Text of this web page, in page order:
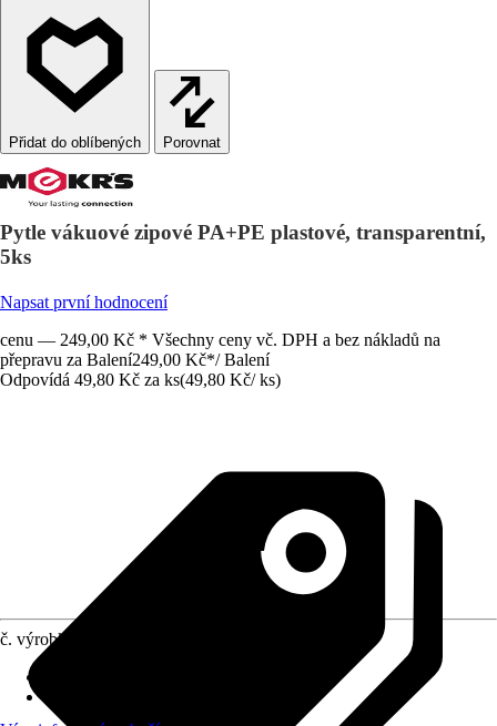
Porovnat
Pytle vákuové zipové PA+PE plastové, transparentní,
5ks
Napsat první hodnocení
cenu — 249,00 Kč * Všechny ceny vč. DPH a bez nákladů na
přepravu za Balení249,00 Kč*/ Balení
Odpovídá 49,80 Kč za ks(49,80 Kč/ ks)
č. výrobku